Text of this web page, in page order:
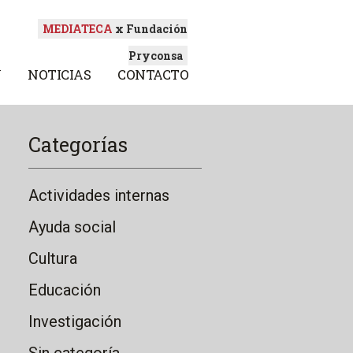
MEDIATECA x Fundación
Pryconsa
NOTICIAS CONTACTO
Categorías
Actividades internas
Ayuda social
Cultura
Educación
Investigación